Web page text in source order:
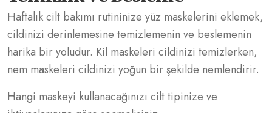
Haftalık cilt bakımı rutininize yüz maskelerini eklemek,
cildinizi derinlemesine temizlemenin ve beslemenin
harika bir yoludur. Kil maskeleri cildinizi temizlerken,
nem maskeleri cildinizi yoğun bir şekilde nemlendirir.
Hangi maskeyi kullanacağınızı cilt tipinize ve